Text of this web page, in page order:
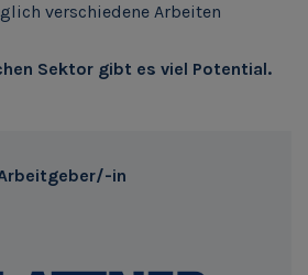
verschiedene Arbeiten
Sektor gibt es viel Potential.
in